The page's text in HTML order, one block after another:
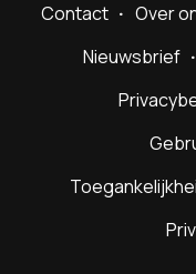
Contact Over
Nieuwsbrief